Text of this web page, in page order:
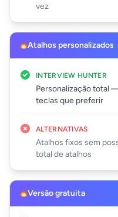
vez
Atalhos personalizados
INTERVIEW HUNTER
Personalização total
teclas que preferir
ALTERNATIVAS
Atalhos fixos sem
total de atalhos
Versão gratuita